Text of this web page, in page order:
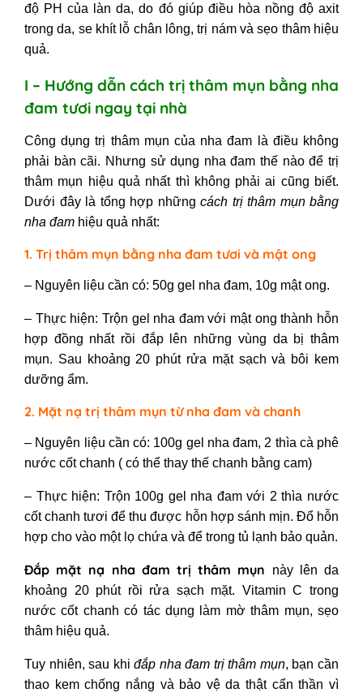
độ PH của làn da, do đó giúp điều hòa nồng độ axit
trong da, se khít lỗ chân lông, trị nám và sẹo thâm hiệu
quả.
I – Hướng dẫn cách trị thâm mụn bằng nha
đam tươi ngay tại nhà
Công dụng trị thâm mụn của nha đam là điều không
phải bàn cãi. Nhưng sử dụng nha đam thế nào để trị
thâm mụn hiệu quả nhất thì không phải ai cũng biết.
Dưới đây là tổng hợp những cách trị thâm mụn bằng
nha đam hiệu quả nhất:
1. Trị thâm mụn bằng nha đam tươi và mật ong
– Nguyên liệu cần có: 50g gel nha đam, 10g mật ong.
– Thực hiện: Trộn gel nha đam với mật ong thành hỗn
hợp đồng nhất rồi đắp lên những vùng da bị thâm
mụn. Sau khoảng 20 phút rửa mặt sạch và bôi kem
dưỡng ẩm.
2. Mặt nạ trị thâm mụn từ nha đam và chanh
– Nguyên liệu cần có: 100g gel nha đam, 2 thìa cà phê
nước cốt chanh ( có thể thay thế chanh bằng cam)
– Thực hiện: Trộn 100g gel nha đam với 2 thìa nước
cốt chanh tươi để thu được hỗn hợp sánh mịn. Đổ hỗn
hợp cho vào một lọ chứa và để trong tủ lạnh bảo quản.
Đắp mặt nạ nha đam trị thâm mụn này lên da
khoảng 20 phút rồi rửa sạch mặt. Vitamin C trong
nước cốt chanh có tác dụng làm mờ thâm mụn, sẹo
thâm hiệu quả.
Tuy nhiên, sau khiđắp nha đam trị thâm mụn, bạn cần
thao kem chống nắng và bảo vệ da thật cẩn thần vì